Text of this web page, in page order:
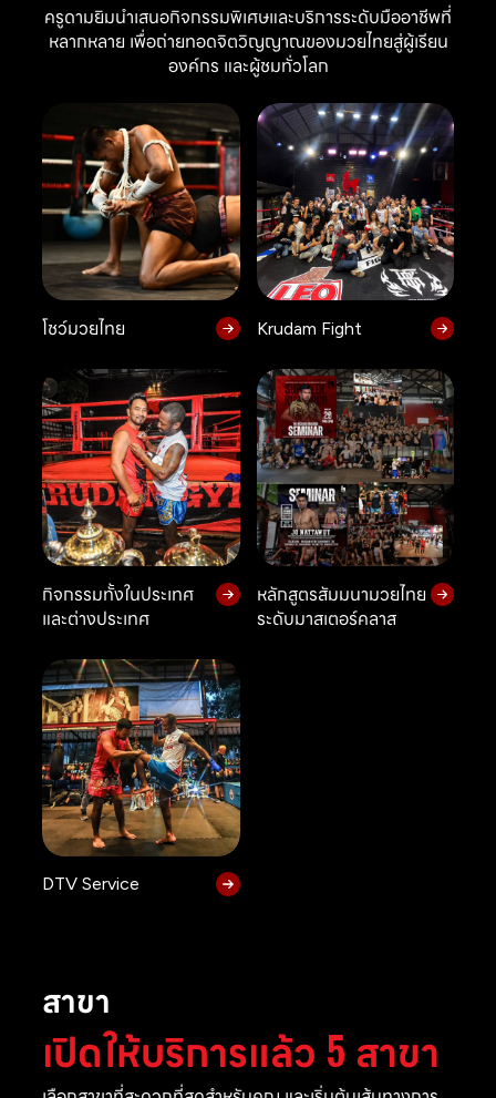
ครูดามยิมนำเสนอกิจกรรมพิเศษและบริการระดับมืออาชีพที่
หลากหลาย เพื่อถ่ายทอดจิตวิญญาณของมวยไทยสู่ผู้เรียน
องค์กร และผู้ชมทั่วโลก
โชว์มวยไทย Krudam Fight
กิจกรรมทั้งในประเทศ
และต่างประเทศ
หลักสูตรสัมมนามวยไทย
ระดับมาสเตอร์คลาส
DTV Service
สาขา
เปิดให้บริการแล้ว 5 สาขา